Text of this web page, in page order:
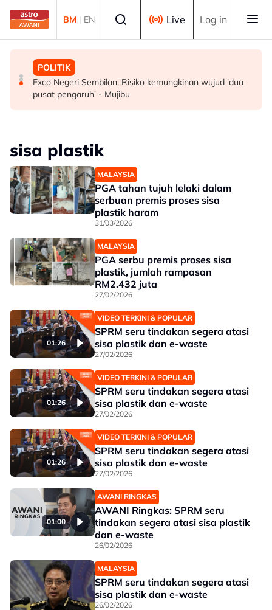
Skip to main content
BM | EN Live Log in
MALAYSIA
Pembantu rumah dipenjara empat tahun abai kanak-
kanak di kolam renang hingga lemas
POLITIK
RCI Tabung Haji: 'Jika tidak boleh sanggah fakta, jangan
main sentimen rakyat' - AMK
POLITIK
Exco Negeri Sembilan: Risiko kemungkinan wujud 'dua
pusat pengaruh' - Mujibu
sisa plastik
MALAYSIA
PGA tahan tujuh lelaki dalam
serbuan premis proses sisa
plastik haram
31/03/2026
MALAYSIA
PGA serbu premis proses sisa
plastik, jumlah rampasan
RM2.432 juta
27/02/2026
01:26
VIDEO TERKINI & POPULAR
SPRM seru tindakan segera atasi
sisa plastik dan e-waste
27/02/2026
01:26
VIDEO TERKINI & POPULAR
SPRM seru tindakan segera atasi
sisa plastik dan e-waste
27/02/2026
01:26
VIDEO TERKINI & POPULAR
SPRM seru tindakan segera atasi
sisa plastik dan e-waste
27/02/2026
01:00
AWANI RINGKAS
AWANI Ringkas: SPRM seru
tindakan segera atasi sisa plastik
dan e-waste
26/02/2026
MALAYSIA
SPRM seru tindakan segera atasi
sisa plastik dan e-waste
26/02/2026